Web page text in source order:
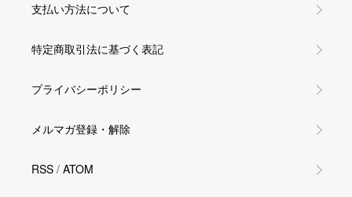
支払い方法について
特定商取引法に基づく表記
プライバシーポリシー
メルマガ登録・解除
RSS / ATOM